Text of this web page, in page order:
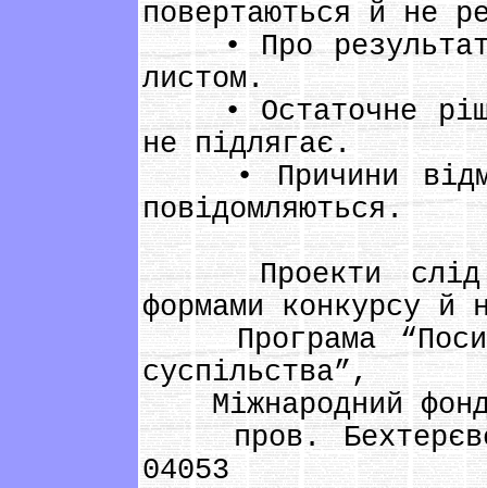
повертаються й не
• Про результати
листом.
• Остаточне
не підлягає.
• Причини
повідомляються.
Проекти слід
формами конкурсу й
Програма
суспільства”,
Міжнародний фонд
пров.
04053